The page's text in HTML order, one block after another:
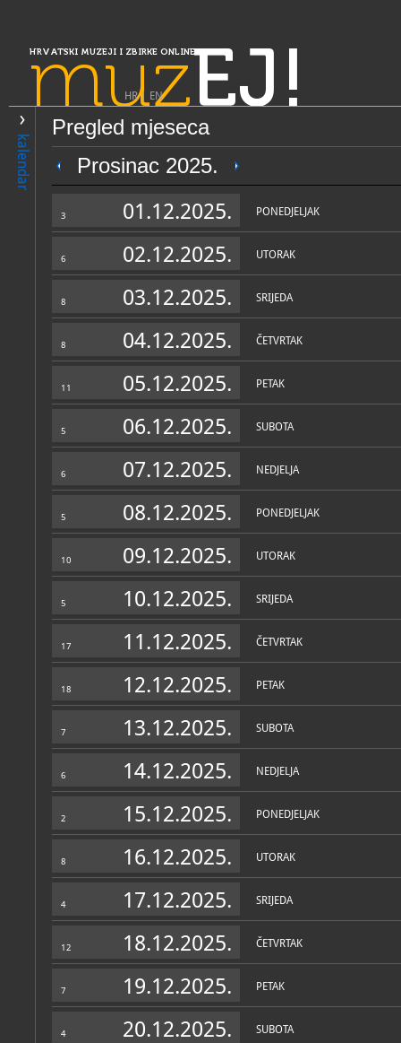
HRVATSKI MUZEJI I ZBIRKE ONLINE
muzEJ!
HR| EN
kalendar
Pregled mjeseca
Prosinac 2025.
3 01.12.2025. PONEDJELJAK
6 02.12.2025. UTORAK
8 03.12.2025. SRIJEDA
8 04.12.2025. ČETVRTAK
11 05.12.2025. PETAK
5 06.12.2025. SUBOTA
6 07.12.2025. NEDJELJA
5 08.12.2025. PONEDJELJAK
10 09.12.2025. UTORAK
5 10.12.2025. SRIJEDA
17 11.12.2025. ČETVRTAK
18 12.12.2025. PETAK
7 13.12.2025. SUBOTA
6 14.12.2025. NEDJELJA
2 15.12.2025. PONEDJELJAK
8 16.12.2025. UTORAK
4 17.12.2025. SRIJEDA
12 18.12.2025. ČETVRTAK
7 19.12.2025. PETAK
4 20.12.2025. SUBOTA
PRETRAŽIVANJE
Slavonija, Baranja i Srijem
Muzej Brodskog Posavlja
OPĆI PODACI
Zbirke